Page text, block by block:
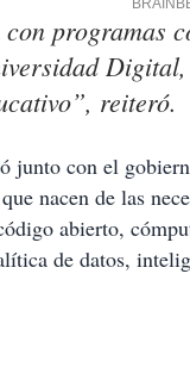
programas
Digital,
reiteró.
junto con el
nacen de las
abierto,
de datos,